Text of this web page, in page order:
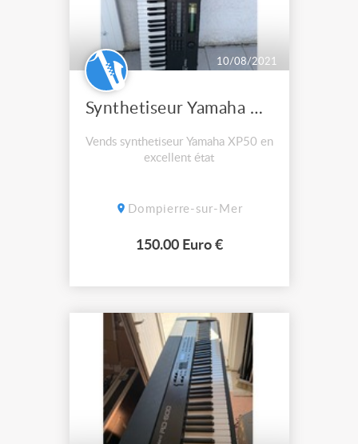
10/08/2021
Synthetiseur Yamaha XP50
Vends synthetiseur Yamaha XP50 en
excellent état
Dompierre-sur-Mer
150.00 Euro €